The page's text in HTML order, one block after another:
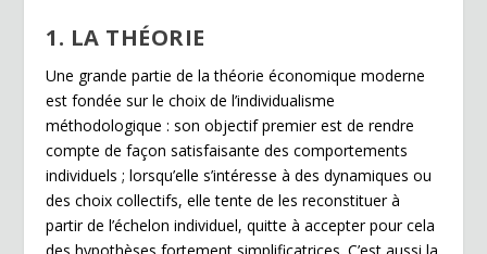
1. LA THÉORIE
Une grande partie de la théorie économique moderne
est fondée sur le choix de l’individualisme
méthodologique : son objectif premier est de rendre
compte de façon satisfaisante des comportements
individuels ; lorsqu’elle s’intéresse à des dynamiques ou
des choix collectifs, elle tente de les reconstituer à
partir de l’échelon individuel, quitte à accepter pour cela